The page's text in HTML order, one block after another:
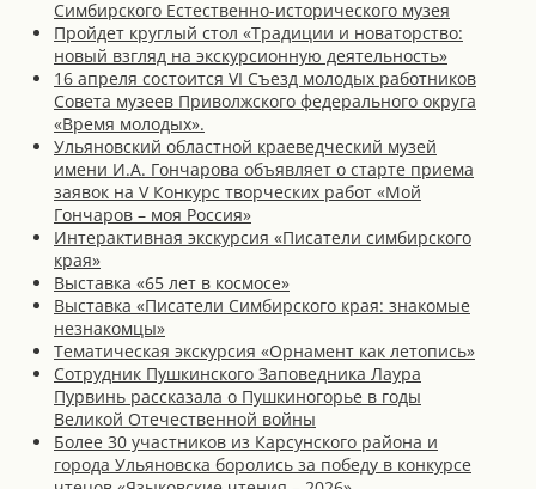
Симбирского Естественно-исторического музея
Пройдет круглый стол «Традиции и новаторство:
новый взгляд на экскурсионную деятельность»
16 апреля состоится VI Съезд молодых работников
Совета музеев Приволжского федерального округа
«Время молодых».
Ульяновский областной краеведческий музей
имени И.А. Гончарова объявляет о старте приема
заявок на V Конкурс творческих работ «Мой
Гончаров – моя Россия»
Интерактивная экскурсия «Писатели симбирского
края»
Выставка «65 лет в космосе»
Выставка «Писатели Симбирского края: знакомые
незнакомцы»
Тематическая экскурсия «Орнамент как летопись»
Сотрудник Пушкинского Заповедника Лаура
Пурвинь рассказала о Пушкиногорье в годы
Великой Отечественной войны
Более 30 участников из Карсунского района и
города Ульяновска боролись за победу в конкурсе